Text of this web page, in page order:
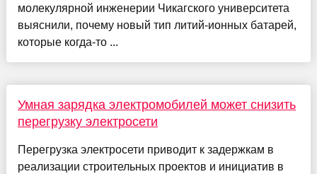
молекулярной инженерии Чикагского университета
выяснили, почему новый тип литий-ионных батарей,
которые когда-то ...
Умная зарядка электромобилей может снизить
перегрузку электросети
Перегрузка электросети приводит к задержкам в
реализации строительных проектов и инициатив в